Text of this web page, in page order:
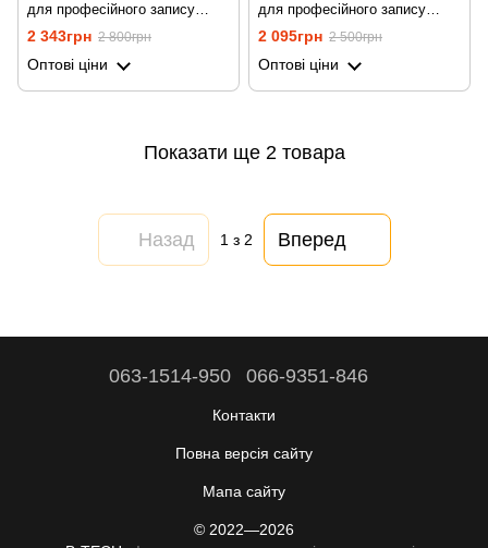
для професійного запису
звуку Savetek GS-R69, з
голосовою активацією, 16 Гб,
до 54 годин
2 343грн 2 800грн
Оптові ціни
для професійного запису
звуку Savetek GS-R69, з
голосовою активацією, 8 Гб,
до 54 годин
2 095грн 2 500грн
Оптові ціни
Показати ще 2 товара
Назад 1з 2 Вперед
063-1514-950 066-9351-846
Контакти
Повна версія сайту
Мапа сайту
© 2022—2026